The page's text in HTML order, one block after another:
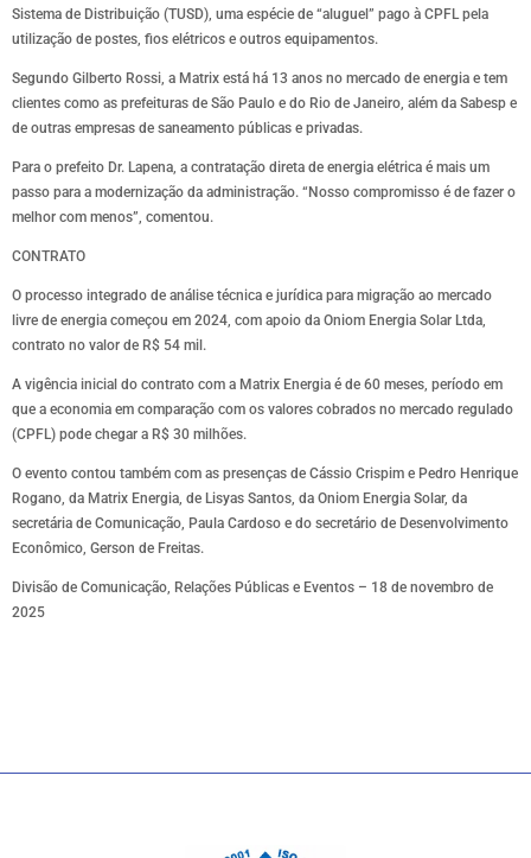
Sistema de Distribuição (TUSD), uma espécie de “aluguel” pago à CPFL pela
utilização de postes, fios elétricos e outros equipamentos.
Segundo Gilberto Rossi, a Matrix está há 13 anos no mercado de energia e tem
clientes como as prefeituras de São Paulo e do Rio de Janeiro, além da Sabesp e
de outras empresas de saneamento públicas e privadas.
Para o prefeito Dr. Lapena, a contratação direta de energia elétrica é mais um
passo para a modernização da administração. “Nosso compromisso é de fazer o
melhor com menos”, comentou.
CONTRATO
O processo integrado de análise técnica e jurídica para migração ao mercado
livre de energia começou em 2024, com apoio da Oniom Energia Solar Ltda,
contrato no valor de R$ 54 mil.
A vigência inicial do contrato com a Matrix Energia é de 60 meses, período em
que a economia em comparação com os valores cobrados no mercado regulado
(CPFL) pode chegar a R$ 30 milhões.
O evento contou também com as presenças de Cássio Crispim e Pedro Henrique
Rogano, da Matrix Energia, de Lisyas Santos, da Oniom Energia Solar, da
secretária de Comunicação, Paula Cardoso e do secretário de Desenvolvimento
Econômico, Gerson de Freitas.
Divisão de Comunicação, Relações Públicas e Eventos – 18 de novembro de
2025